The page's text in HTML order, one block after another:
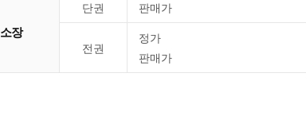
소장
단권 판매가
전권
정가
판매가